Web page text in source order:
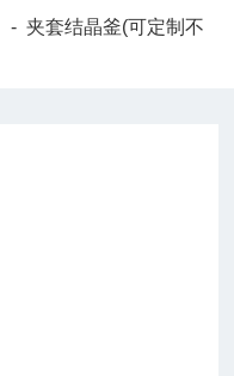
-夹套结晶釜(可定制不